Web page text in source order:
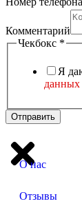
Номер
Комментарий
Чекбокс *
Я
данных
Отправить
О нас
Отзывы